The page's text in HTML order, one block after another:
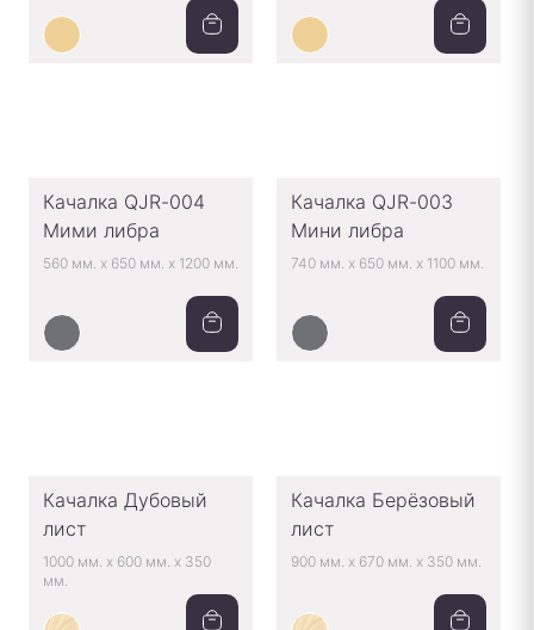
Качалка QJR-004
Мими либра
560 мм. x 650 мм. x 1200 мм.
Качалка QJR-003
Мини либра
740 мм. x 650 мм. x 1100 мм.
Качалка Дубовый
лист
1000 мм. x 600 мм. x 350
мм.
Качалка Берёзовый
лист
900 мм. x 670 мм. x 350 мм.